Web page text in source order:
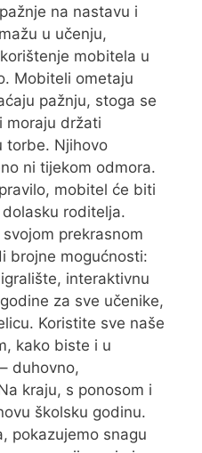
na nastavu i
u učenju,
mobitela u
Mobiteli ometaju
pažnju, stoga se
moraju držati
torbe. Njihovo
ni tijekom odmora.
mobitel će biti
roditelja.
prekrasnom
brojne mogućnosti:
interaktivnu
za sve učenike,
Koristite sve naše
kako biste i u
duhovno,
kraju, s ponosom i
školsku godinu.
pokazujemo snagu